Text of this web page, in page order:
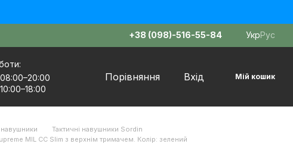
+38 (098)-516-55-84 УкрРус
08:00–20:00
10:00–18:00
Порівняння Вхід Мій кошик
навушники
Тактичні навушники Sordin
MIL CC Slim з верхнім тримачем. Колір: зелений